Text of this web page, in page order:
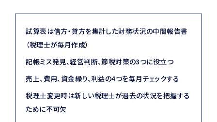
試算表は借方・貸方を集計した財務状況の中間報告書
（税理士が毎月作成）
記帳ミス発見、経営判断、節税対策の3つに役立つ
売上、費用、資金繰り、利益の4つを毎月チェックする
税理士変更時は新しい税理士が過去の状況を把握する
ために不可欠